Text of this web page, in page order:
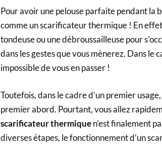
Pour avoir une pelouse parfaite pendant la
comme un scarificateur thermique ! En
tondeuse ou une débroussailleuse pour
dans les gestes que vous mènerez. Dans
impossible de vous en passer !
Toutefois, dans le cadre d’un premier
premier abord. Pourtant, vous allez
scarificateur thermiquen’est finalement
diverses étapes, le fonctionnement d’un